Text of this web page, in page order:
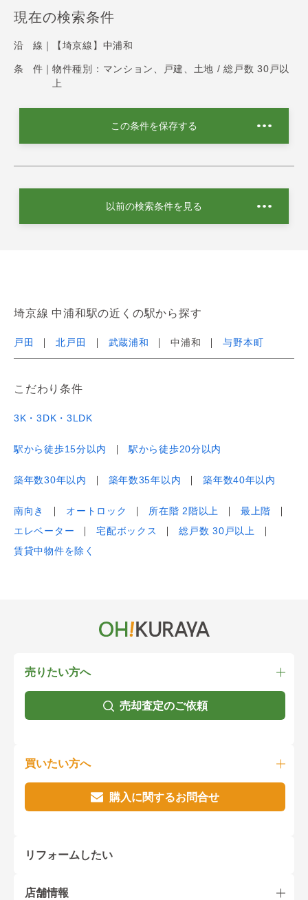
現在の検索条件
沿 線｜ 【埼京線】中浦和
条 件｜ 物件種別：マンション、戸建、土地 / 総戸数 30戸以
上
この条件を保存する
以前の検索条件を見る
埼京線 中浦和駅の近くの駅から探す
戸田 北戸田 武蔵浦和 中浦和 与野本町
こだわり条件
3K・3DK・3LDK
駅から徒歩15分以内 駅から徒歩20分以内
築年数30年以内 築年数35年以内 築年数40年以内
南向き オートロック 所在階 2階以上
最上階
エレベーター
宅配ボックス
総戸数 30戸以上
賃貸中物件を除く
売りたい方へ
売却査定のご依頼
買いたい方へ
購入に関するお問合せ
リフォームしたい
店舗情報